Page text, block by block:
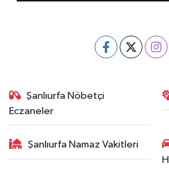
Şanlıurfa Nöbetçi
Eczaneler
Şanlıurfa Namaz Vakitleri